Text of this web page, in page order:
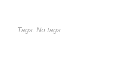
Tags: No tags